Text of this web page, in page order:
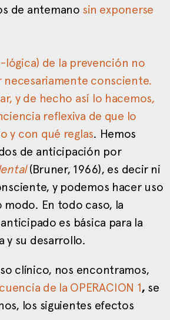
de antemano sin exponerse
lógica) de la prevención no
necesariamente consciente.
y de hecho así lo hacemos,
reflexiva de que lo
y con qué reglas. Hemos
de anticipación por
(Bruner, 1966), es decir ni
y podemos hacer uso
modo. En todo caso, la
es básica para la
y su desarrollo.
clínico, nos encontramos,
de la OPERACION 1, se
los siguientes efectos